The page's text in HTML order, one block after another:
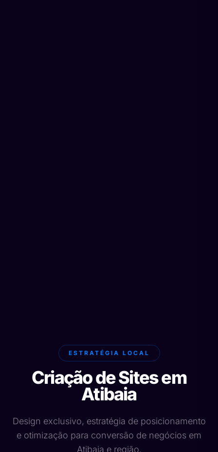
ESTRATÉGIA LOCAL
Criação de Sites em
Atibaia
Design exclusivo, estratégia de posicionamento
e otimização para conversão de negócios em
Atibaia e região.